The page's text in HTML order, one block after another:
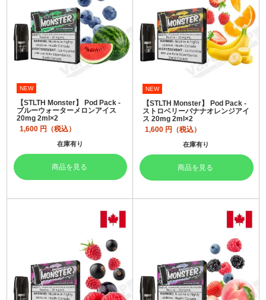
NEW
【STLTH Monster】 Pod Pack -
ブルーウォーターメロンアイス
20mg 2ml×2
1,600 円（税込）
在庫有り
商品を見る
NEW
【STLTH Monster】 Pod Pack -
ストロベリーバナナオレンジアイ
ス 20mg 2ml×2
1,600 円（税込）
在庫有り
商品を見る